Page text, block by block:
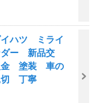
ハツ ミライ
ー 新品交
金 塗装 車の
丁寧